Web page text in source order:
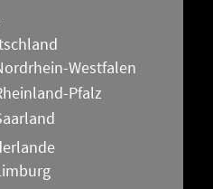
Westfalen
Pfalz